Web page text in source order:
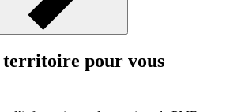
territoire pour vous